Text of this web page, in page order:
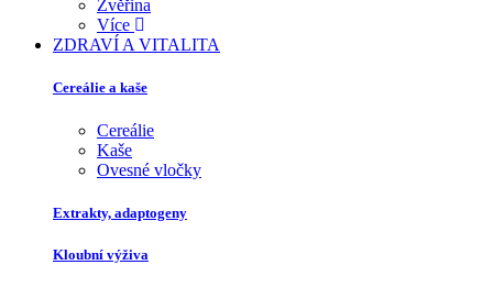
Zvěřina
Více
ZDRAVÍ A VITALITA
Cereálie a kaše
Cereálie
Kaše
Ovesné vločky
Extrakty, adaptogeny
Kloubní výživa